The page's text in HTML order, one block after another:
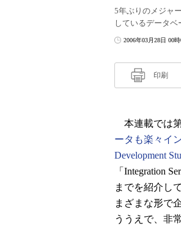
5年ぶりのメジャ
しているデータ
2006年03月28日 00
印刷
本連載では
ータも楽々イ
Development
「Integration
までを紹介し
まざまな形で
ううえで、非